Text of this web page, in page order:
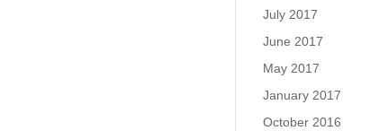
July 2017
June 2017
May 2017
January 2017
October 2016